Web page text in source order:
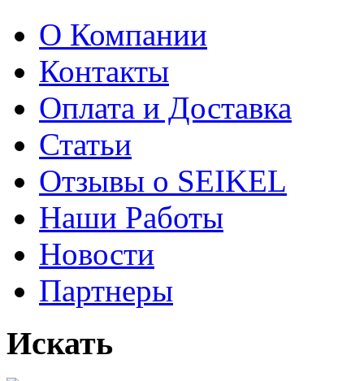
О Компании
Контакты
Оплата и Доставка
Статьи
Отзывы о SEIKEL
Наши Работы
Новости
Партнеры
Искать